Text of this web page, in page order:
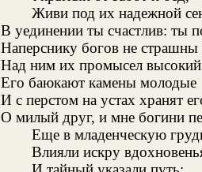
Живи под их надежной
В уединении ты счастлив: ты
Наперснику богов не страшны
Над ним их промысел высокий
Его баюкают камены молодые
И с перстом на устах хранят
О милый друг, и мне богини
Еще в младенческую
Влияли искру